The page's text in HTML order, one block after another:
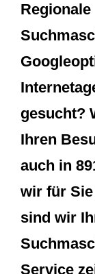
Regionale
gesucht?
Ihren
auch in
wir für Sie
sind wir
Service